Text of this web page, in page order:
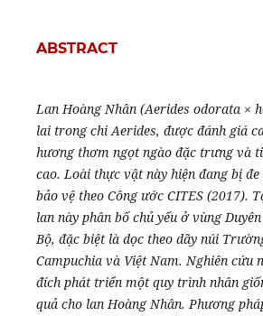
ABSTRACT
Lan Hoàng Nhân (Aerides odorata ×
lai trong chi Aerides, được đánh giá
hương thơm ngọt ngào đặc trưng và
cao. Loài thực vật này hiện đang bị
bảo vệ theo Công ước CITES (2017).
lan này phân bố chủ yếu ở vùng
Bộ, đặc biệt là dọc theo dãy núi
Campuchia và Việt Nam. Nghiên cứu
đích phát triển một quy trình nhân
quả cho lan Hoàng Nhân. Phương